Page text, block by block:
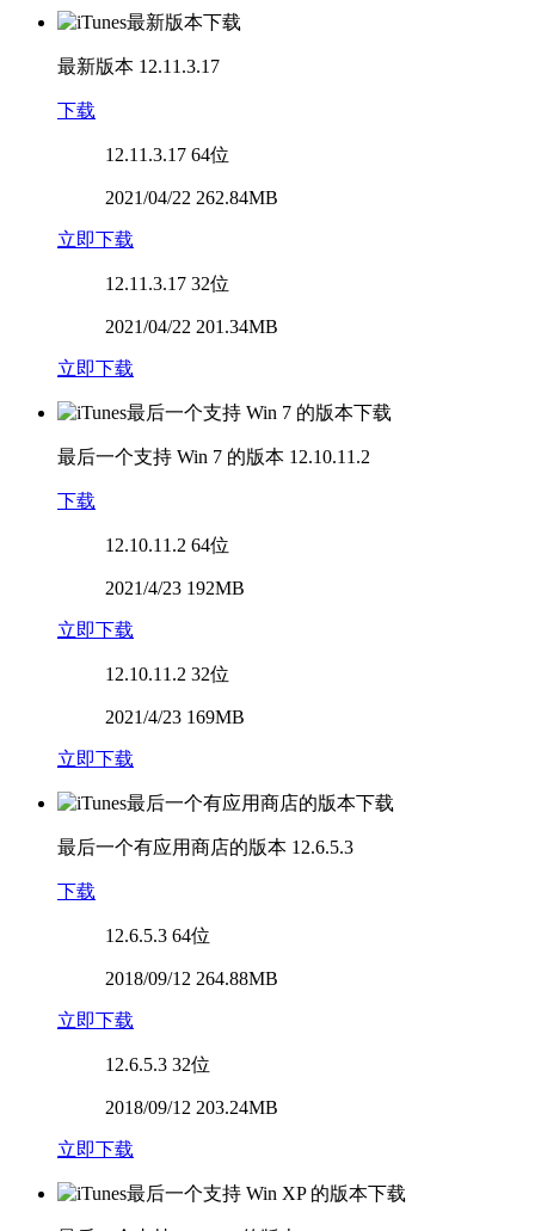
最新版本 12.11.3.17
下载
12.11.3.17 64位
2021/04/22 262.84MB
立即下载
12.11.3.17 32位
2021/04/22 201.34MB
立即下载
最后一个支持 Win 7 的版本 12.10.11.2
下载
12.10.11.2 64位
2021/4/23 192MB
立即下载
12.10.11.2 32位
2021/4/23 169MB
立即下载
最后一个有应用商店的版本 12.6.5.3
下载
12.6.5.3 64位
2018/09/12 264.88MB
立即下载
12.6.5.3 32位
2018/09/12 203.24MB
立即下载